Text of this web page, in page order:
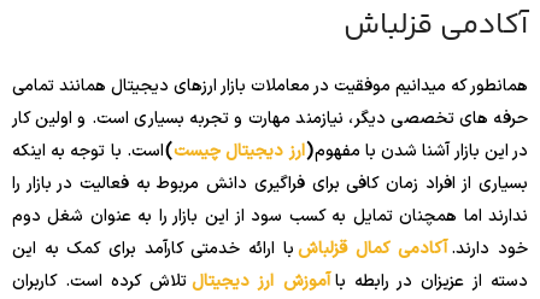
آکادمی قزلباش
همانطور که میدانیم موفقیت در معاملات بازار ارزهای دیجیتال همانند تمامی
حرفه های تخصصی دیگر، نیازمند مهارت و تجربه بسیاری است. و اولین کار
در این بازار آشنا شدن با مفهوم(ارز دیجیتال چیست)است. با توجه به اینکه
بسیاری از افراد زمان کافی برای فراگیری دانش مربوط به فعالیت در بازار را
ندارند اما همچنان تمایل به کسب سود از این بازار را به عنوان شغل دوم
خود دارند.آکادمی کمال قزلباشبا ارائه خدمتی کارآمد برای کمک به این
دسته از عزیزان در رابطه باآموزش ارز دیجیتالتلاش کرده است. کاربران